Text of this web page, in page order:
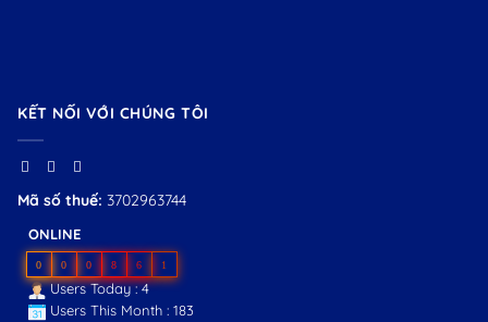
KẾT NỐI VỚI CHÚNG TÔI
Mã số thuế: 3702963744
ONLINE
0 0 0 8 6 1
Users Today : 4
Users This Month : 183